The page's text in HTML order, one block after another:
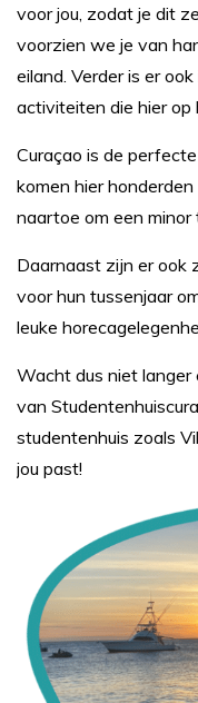
voor jou, zodat je dit
voorzien we je van
eiland. Verder is er
activiteiten die hier op
Curaçao is de
komen hier
naartoe om een
Daarnaast zijn er ook
voor hun tussenjaar
leuke
Wacht dus niet
van
studentenhuis zoals
jou past!